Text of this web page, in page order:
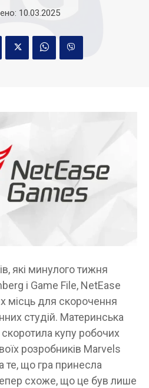
10.03.2025
які минулого тижня
і Game File, NetEase
місць для скорочення
студій. Материнська
купу робочих
розробників Marvels
те, що гра принесла
схоже, що це був лише